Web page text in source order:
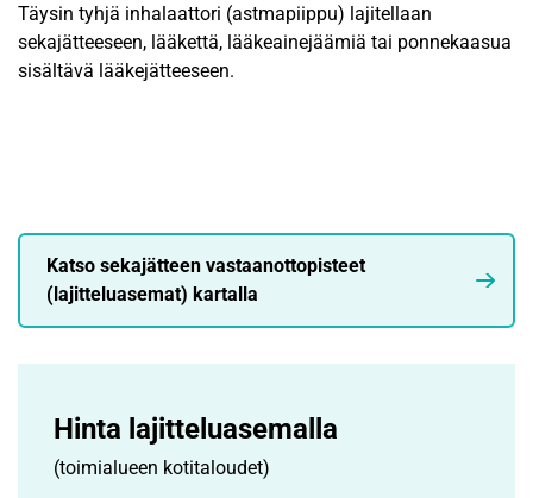
Täysin tyhjä inhalaattori (astmapiippu) lajitellaan
sekajätteeseen, lääkettä, lääkeainejäämiä tai ponnekaasua
sisältävä lääkejätteeseen.
Katso sekajätteen vastaanottopisteet
(lajitteluasemat) kartalla
Hinta lajittelu­asemalla
(toimialueen kotitaloudet)